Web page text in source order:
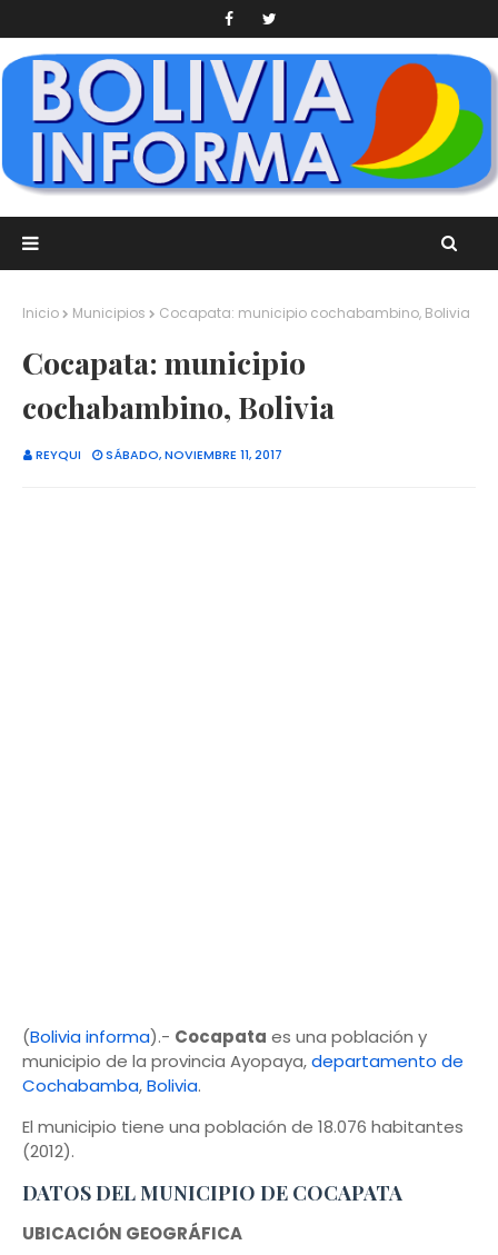
Inicio Municipios Cocapata: municipio cochabambino, Bolivia
Cocapata: municipio
cochabambino, Bolivia
REYQUI SÁBADO, NOVIEMBRE 11, 2017
(Bolivia informa).- Cocapata es una población y
municipio de la provincia Ayopaya,departamento de
Cochabamba,Bolivia.
El municipio tiene una población de 18.076 habitantes
(2012).
DATOS DEL MUNICIPIO DE COCAPATA
UBICACIÓN GEOGRÁFICA